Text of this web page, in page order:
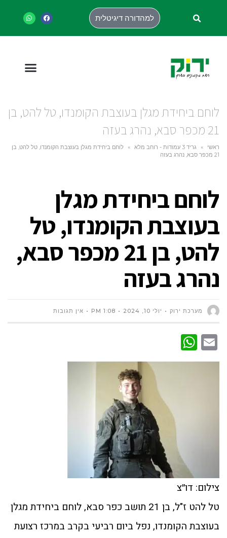
למהדורה דיגיטלית
לוחם ביחידת מגלן בעוצבת הקומנדו, טל להט, בן
21 מכפר סבא, נהרג בעזה
ראשי » גריד 3 עמודות - רוחב מלא »
לוחם ביחידת מגלן בעוצבת הקומנדו, טל להט, בן
21 מכפר סבא, נהרג בעזה
לוחם ביחידת מגלן
בעוצבת הקומנדו, טל
להט, בן 21 מכפר סבא,
נהרג בעזה
מערכת ירוק יולי 10, 2024 1:08 PM אין תגובות
Email
צילום: דו״צ
טל להט ז"ל, בן 21 תושב כפר סבא, לוחם ביחידת מגלן
בעוצבת הקומנדו, נפל ביום רביעי בקרב במרכז רצועת